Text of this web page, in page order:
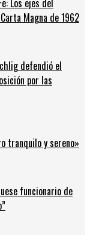
Los ejes del
Magna de 1962
defendió el
por las
tranquilo y sereno»
funcionario de